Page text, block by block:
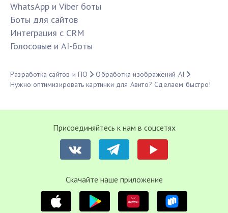
WhatsApp и Viber боты
Боты для сайтов
Интеграция с CRM
Голосовые и AI-боты
Разработка сайтов и ПО
Обработка изображений AI
Нужно оптимизировать картинки для Авито? Сделаем быстро!
Присоединяйтесь к нам в соцсетях
Cкачайте наше приложение